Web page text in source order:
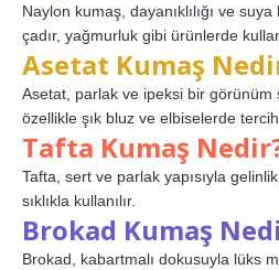
Naylon kumaş, dayanıklılığı ve suya
çadır, yağmurluk gibi ürünlerde
Asetat Kumaş
Asetat, parlak ve ipeksi bir görünüm
özellikle şık bluz ve elbiselerde
Tafta Kumaş
Tafta, sert ve parlak yapısıyla
sıklıkla kullanılır.
Brokad Kumaş
Brokad, kabartmalı dokusuyla lüks